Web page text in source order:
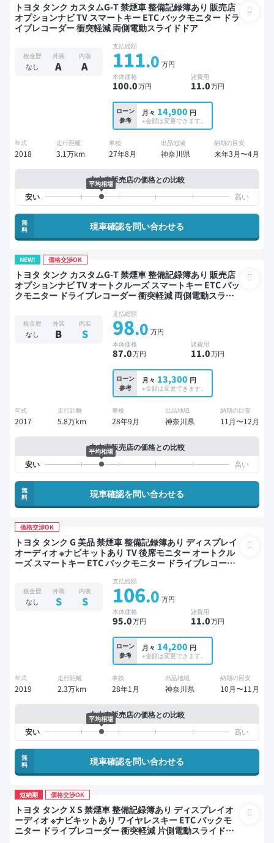
トヨタ タンク カスタムG-T 禁煙車 整備記録簿あり 販売店
オプションナビ TV スマートキー ETC バックモニター ドラ
イブレコーダー 衝突軽減 両側電動スライドドア
板金歴
なし
外装
A
内装
A
支払総額
111.0 万円
本体価格
100.0万円
諸費用
11.0万円
ローン
参考
月々 14,900 円
※金額は変更できます。
年式
2018
走行距離
3.1万km
車検
27年8月
出品地域
神奈川県
納期の目安
来年3月〜4月
中古車販売店の価格との比較
平均相場
無
料
現車確認を問い合わせる
NEW! 価格交渉OK
トヨタ タンク カスタムG-T 禁煙車 整備記録簿あり 販売店
オプションナビ TV オートクルーズ スマートキー ETC バッ
クモニター ドライブレコーダー 衝突軽減 両側電動スライ
板金歴
なし
外装
B
内装
S
支払総額
98.0 万円
本体価格
87.0万円
諸費用
11.0万円
ローン
参考
月々 13,300 円
※金額は変更できます。
年式
2017
走行距離
5.8万km
車検
28年9月
出品地域
神奈川県
納期の目安
11月〜12月
中古車販売店の価格との比較
平均相場
無
料
現車確認を問い合わせる
価格交渉OK
トヨタ タンク G 美品 禁煙車 整備記録簿あり ディスプレイ
オーディオ ※ナビキットあり TV 後席モニター オートクル
ーズ スマートキー ETC バックモニター ドライブレコーダ
板金歴
なし
外装
S
内装
S
支払総額
106.0 万円
本体価格
95.0万円
諸費用
11.0万円
ローン
参考
月々 14,200 円
※金額は変更できます。
年式
2019
走行距離
2.3万km
車検
28年1月
出品地域
神奈川県
納期の目安
10月〜11月
中古車販売店の価格との比較
平均相場
無
料
現車確認を問い合わせる
短納期 価格交渉OK
トヨタ タンク X S 禁煙車 整備記録簿あり ディスプレイオ
ーディオ ※ナビキットあり ワイヤレスキー ETC バックモ
ニター ドライブレコーダー 衝突軽減 片側電動スライドド